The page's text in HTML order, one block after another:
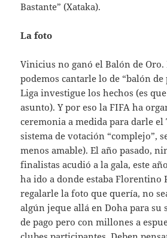
Bastante” (Xataka).
La foto
Vinicius no ganó el Balón de Oro.
podemos cantarle lo de “balón de
Liga investigue los hechos (es
asunto). Y por eso la FIFA ha
ceremonia a medida para darle el
sistema de votación “complejo”,
menos amable). El año pasado,
finalistas acudió a la gala, este
ha ido a donde estaba Florentino
regalarle la foto que quería, no
algún jeque allá en Doha para su
de pago pero con millones a